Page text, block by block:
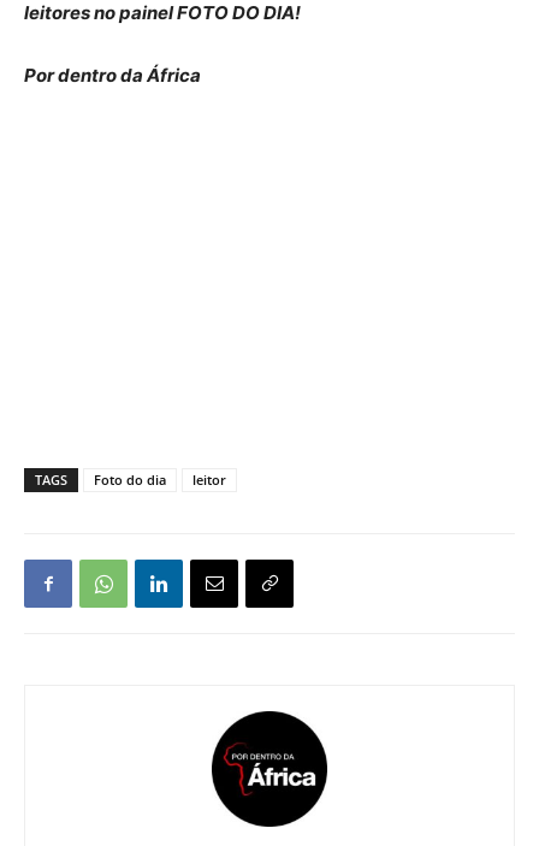
leitores no painel FOTO DO DIA!
Por dentro da África
TAGS Foto do dia leitor